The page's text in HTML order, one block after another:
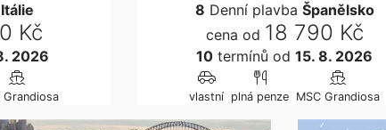
Itálie
Kč
2026
Grandiosa
8 Denní plavba Španělsko
cena od 18 790 Kč
10 termínů od 15. 8. 2026
vlastní plná penze MSC Grandiosa